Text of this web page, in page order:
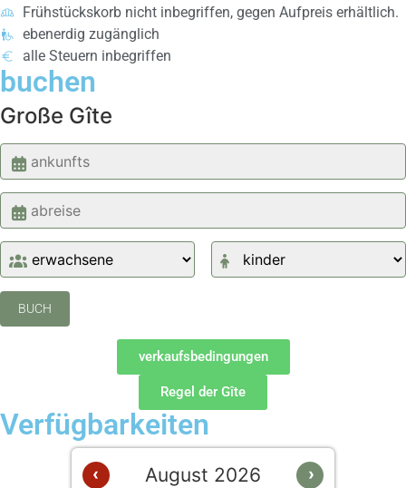
Frühstückskorb nicht inbegriffen, gegen Aufpreis erhältlich.
ebenerdig zugänglich
alle Steuern inbegriffen
buchen
Große Gîte
verkaufsbedingungen
Regel der Gîte
Verfügbarkeiten
‹ ›
August 2026